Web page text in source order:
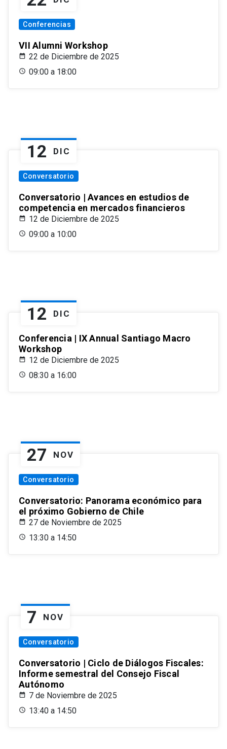
Conferencias
VII Alumni Workshop
22 de Diciembre de 2025
09:00 a 18:00
12 DIC
Conversatorio
Conversatorio | Avances en estudios de
competencia en mercados financieros
12 de Diciembre de 2025
09:00 a 10:00
12 DIC
Conferencia | IX Annual Santiago Macro
Workshop
12 de Diciembre de 2025
08:30 a 16:00
27 NOV
Conversatorio
Conversatorio: Panorama económico para
el próximo Gobierno de Chile
27 de Noviembre de 2025
13:30 a 14:50
7 NOV
Conversatorio
Conversatorio | Ciclo de Diálogos Fiscales:
Informe semestral del Consejo Fiscal
Autónomo
7 de Noviembre de 2025
13:40 a 14:50